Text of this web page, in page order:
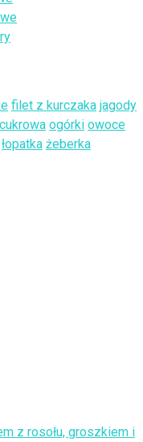
filet z kurczaka jagody
ogórki owoce
łopatka żeberka
z rosołu, groszkiem i